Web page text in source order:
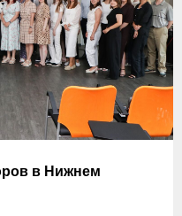
в Нижнем